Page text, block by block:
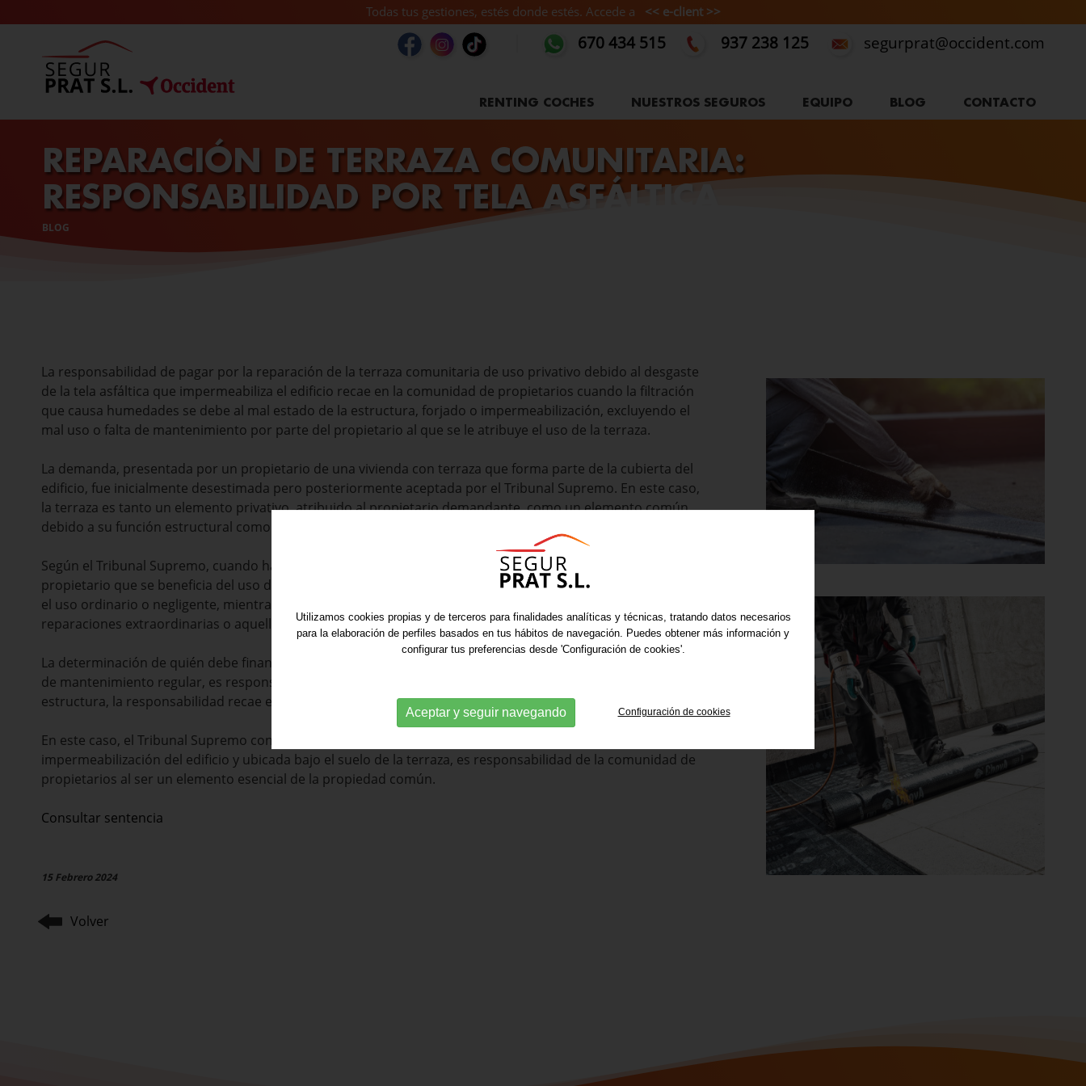
Todas tus gestiones, estés donde estés. Accede a << e-client >>
670 434 515 937 238 125 segurprat@occident.com
RENTING COCHES NUESTROS SEGUROS EQUIPO BLOG CONTACTO
REPARACIÓN DE TERRAZA COMUNITARIA:
RESPONSABILIDAD POR TELA ASFÁLTICA
BLOG
SLOGAN
PRINCIPAL
La responsabilidad de pagar por la reparación de la terraza comunitaria de uso privativo debido al desgaste
de la tela asfáltica que impermeabiliza el edificio recae en la comunidad de propietarios cuando la filtración
que causa humedades se debe al mal estado de la estructura, forjado o impermeabilización, excluyendo el
mal uso o falta de mantenimiento por parte del propietario al que se le atribuye el uso de la terraza.
La demanda, presentada por un propietario de una vivienda con terraza que forma parte de la cubierta del
edificio, fue inicialmente desestimada pero posteriormente aceptada por el Tribunal Supremo. En este caso,
la terraza es tanto un elemento privativo, atribuido al propietario demandante, como un elemento común
debido a su función estructural como parte de la cubierta.
Según el Tribunal Supremo, cuando hay una combinación de elementos comunes con uso privativo, el
propietario que se beneficia del uso del elemento común es responsable de las reparaciones causadas por
el uso ordinario o negligente, mientras que la comunidad de propietarios es responsable de las
reparaciones extraordinarias o aquellas relacionadas con defectos de construcción.
La determinación de quién debe financiar la reparación depende de la naturaleza del problema. Si se trata
de mantenimiento regular, es responsabilidad del propietario; sin embargo, si el defecto afecta la
estructura, la responsabilidad recae en la comunidad.
En este caso, el Tribunal Supremo concluye que la reparación de la tela asfáltica, esencial para la
impermeabilización del edificio y ubicada bajo el suelo de la terraza, es responsabilidad de la comunidad de
propietarios al ser un elemento esencial de la propiedad común.
Consultar sentencia
15 Febrero 2024
Volver
Utilizamos cookies propias y de terceros para finalidades analíticas y técnicas, tratando datos necesarios
para la elaboración de perfiles basados en tus hábitos de navegación. Puedes obtener más información y
configurar tus preferencias desde 'Configuración de cookies'.
Aceptar y seguir navegando Configuración de cookies